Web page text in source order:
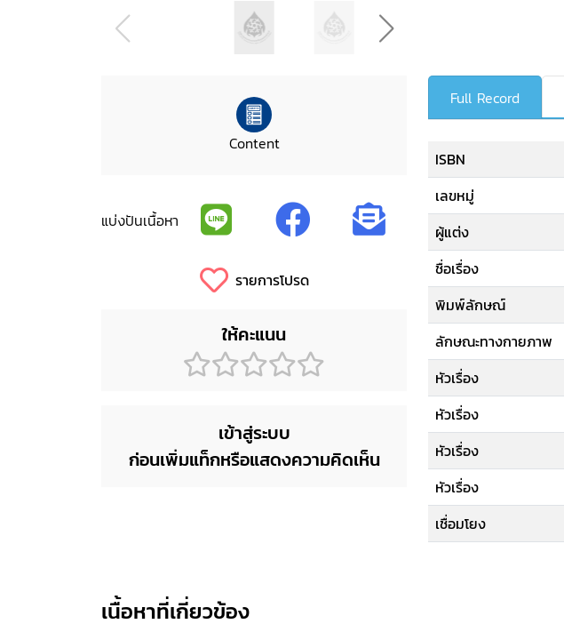
Content
แบ่งปันเนื้อหา
รายการโปรด
ให้คะแนน
เข้าสู่ระบบ
ก่อนเพิ่มแท็กหรือแสดงความคิดเห็น
Full Record
ISBN
เลขหมู่
ผู้แต่ง
ชื่อเรื่อง
พิมพ์ลักษณ์
ลักษณะทางกายภาพ
หัวเรื่อง
หัวเรื่อง
หัวเรื่อง
หัวเรื่อง
เชื่อมโยง
เนื้อหาที่เกี่ยวข้อง